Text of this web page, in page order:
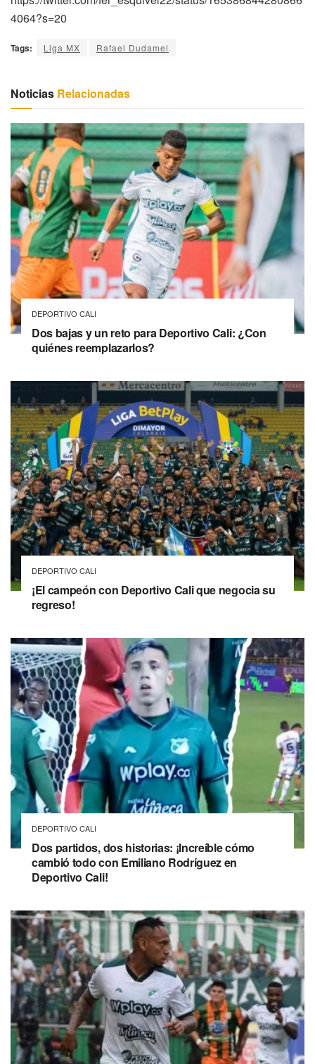
4064?s=20
Tags: Liga MX Rafael Dudamel
Noticias Relacionadas
DEPORTIVO CALI
Dos bajas y un reto para Deportivo Cali: ¿Con
quiénes reemplazarlos?
DEPORTIVO CALI
¡El campeón con Deportivo Cali que negocia su
regreso!
DEPORTIVO CALI
Dos partidos, dos historias: ¡Increíble cómo
cambió todo con Emiliano Rodríguez en
Deportivo Cali!